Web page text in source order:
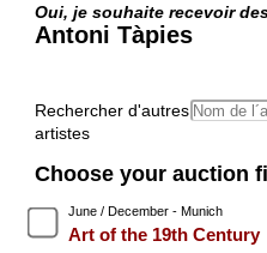
Oui, je souhaite recevoir
Antoni Tàpies
Rechercher d'autres
artistes
Choose your auction
June / December - Munich
Art of the 19th Century